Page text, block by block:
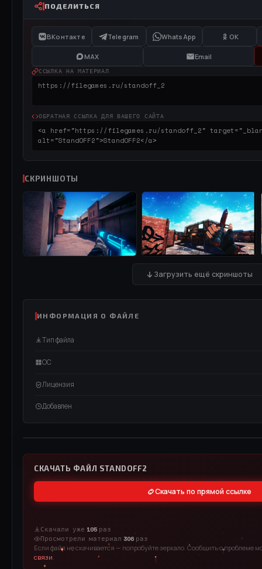
ПОДЕЛИТЬСЯ
ВКонтакте Telegram WhatsApp OK
MAX Email
ССЫЛКА НА МАТЕРИАЛ
ОБРАТНАЯ ССЫЛКА ДЛЯ ВАШЕГО САЙТА
СКРИНШОТЫ
Загрузить ещё скриншоты
ИНФОРМАЦИЯ О ФАЙЛЕ
Тип файла
ОС
Лицензия
Добавлен
СМОТРЕТЬ ВИДЕО
СКАЧАТЬ ФАЙЛ STANDOFF2
Скачать по прямой ссылке
Скачали уже 105 раз
Просмотрели материал 306 раз
Если файл не скачивается — попробуйте зеркало. Сообщить о проблеме
связи.